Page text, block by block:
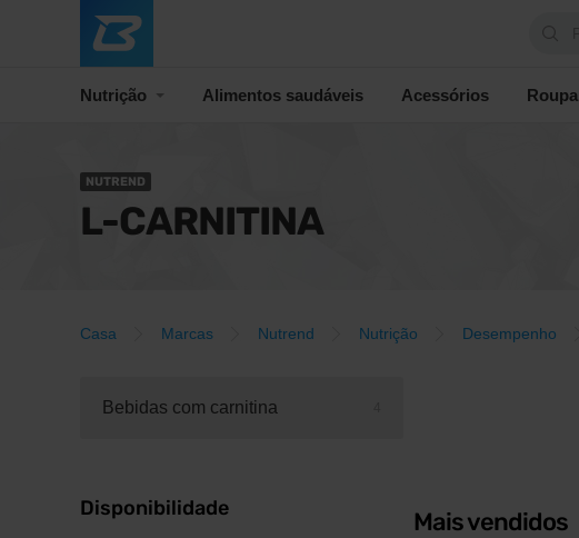
Nutrição Alimentos saudáveis Acessórios Roupa
NUTREND
L-CARNITINA
Casa Marcas Nutrend Nutrição Desempenho
Bebidas com carnitina
Disponibilidade Mais vendidos